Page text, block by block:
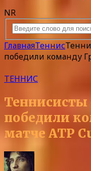
NR
ГлавнаяТеннис
победили команду
ТЕННИС
Теннисисты
победили
матче ATP